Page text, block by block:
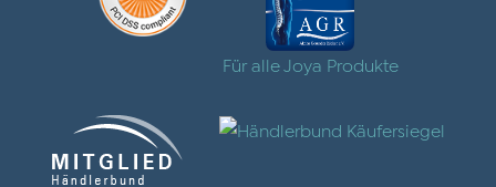
Für alle Joya Produkte